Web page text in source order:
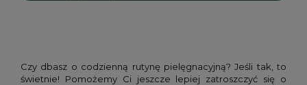
Czy dbasz o codzienną rutynę pielęgnacyjną? Jeśli tak, to
świetnie! Pomożemy Ci jeszcze lepiej zatroszczyć się o